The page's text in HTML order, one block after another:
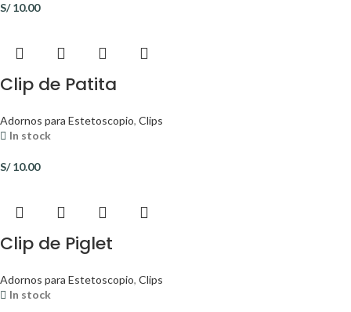
S/10.00
Clip de Patita
Adornos para Estetoscopio, Clips
In stock
S/10.00
Clip de Piglet
Adornos para Estetoscopio, Clips
In stock